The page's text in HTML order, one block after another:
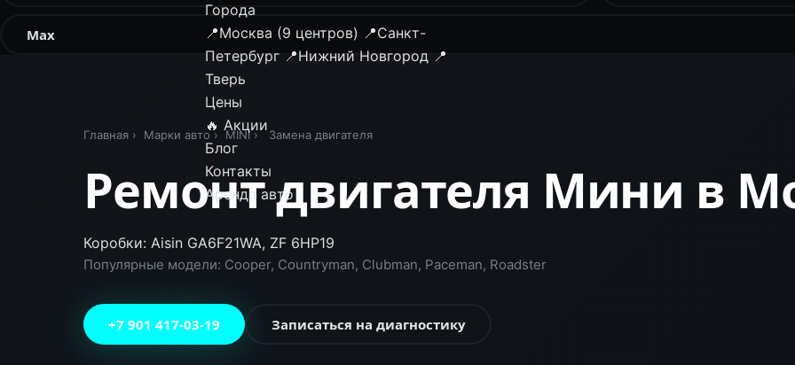
Города
📍Москва (9 центров) 📍Санкт-
Петербург 📍Нижний Новгород 📍
Тверь
Цены
🔥 Акции
Блог
Контакты
Аренда авто
Max
Главная › Марки авто › MINI › Замена двигателя
Ремонт двигателя Мини в
Коробки: Aisin GA6F21WA, ZF 6HP19
Популярные модели: Cooper, Countryman, Clubman, Paceman, Roadster
+7 901 417-03-19 Записаться на диагностику